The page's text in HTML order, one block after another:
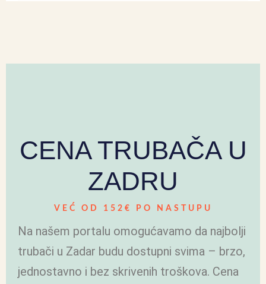
CENA TRUBAČA U
ZADRU
VEĆ OD 152€ PO NASTUPU
Na našem portalu omogućavamo da najbolji
trubači u Zadar budu dostupni svima – brzo,
jednostavno i bez skrivenih troškova. Cena